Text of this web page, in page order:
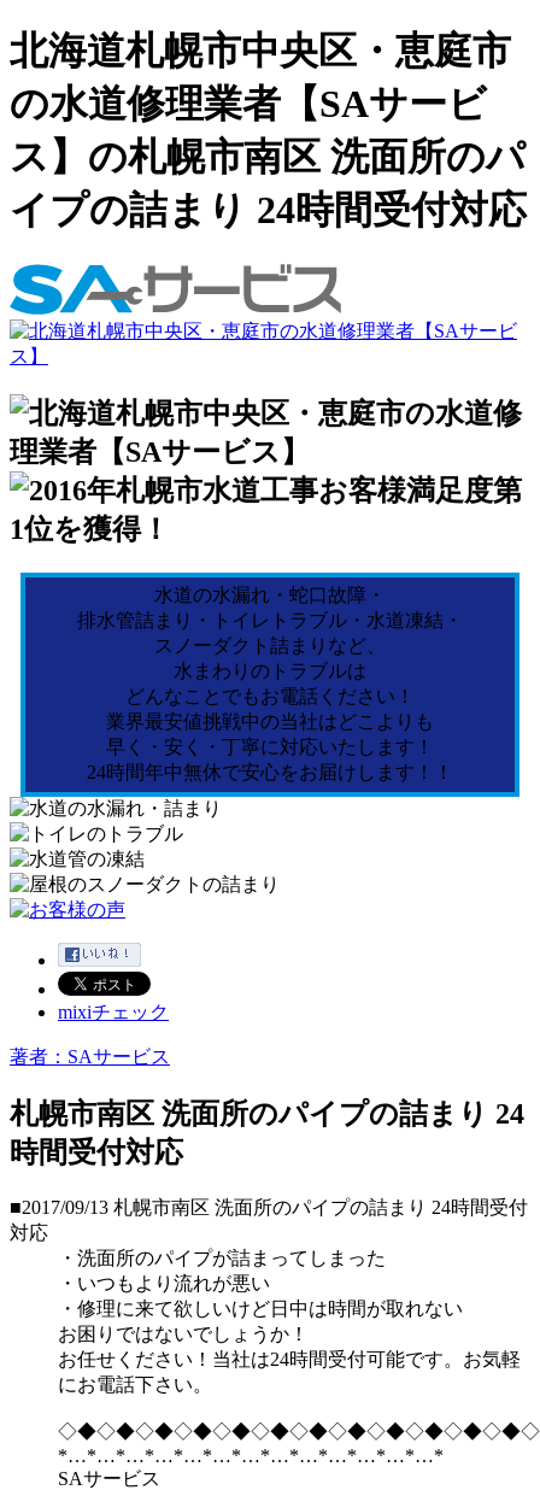
北海道札幌市中央区・恵庭市
の水道修理業者【SAサービ
ス】の札幌市南区 洗面所のパ
イプの詰まり 24時間受付対応
水道の水漏れ・蛇口故障・
排水管詰まり・トイレトラブル・水道凍結・
スノーダクト詰まりなど、
水まわりのトラブルは
どんなことでもお電話ください！
業界最安値挑戦中の当社はどこよりも
早く・安く・丁寧に対応いたします！
24時間年中無休で安心をお届けします！！
mixiチェック
著者：SAサービス
札幌市南区 洗面所のパイプの詰まり 24
時間受付対応
■2017/09/13 札幌市南区 洗面所のパイプの詰まり 24時間受付
対応
・洗面所のパイプが詰まってしまった
・いつもより流れが悪い
・修理に来て欲しいけど日中は時間が取れない
お困りではないでしょうか！
お任せください！当社は24時間受付可能です。お気軽
にお電話下さい。
*…*…*…*…*…*…*…*…*…*…*…*…*…*
SAサービス